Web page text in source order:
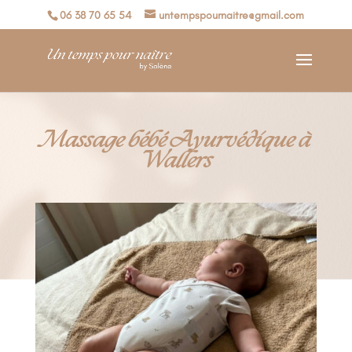
06 38 70 65 54 untempspournaitre@gmail.com
Massage bébé Ayurvédique à
Wallers